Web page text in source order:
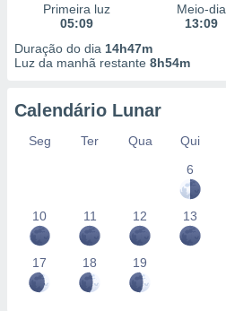
Primeira luz
05:09
Meio-dia
13:09
Duração do dia 14h47m
Luz da manhã restante 8h54m
Calendário Lunar
Seg Ter Qua Qui
6
10 11 12 13
17 18 19